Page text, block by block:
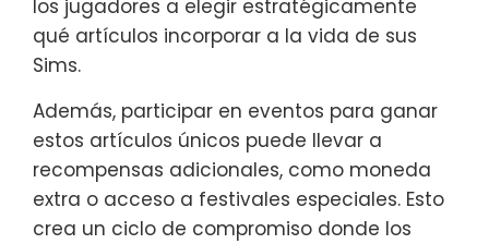
los jugadores a elegir estratégicamente
qué artículos incorporar a la vida de sus
Sims.
Además, participar en eventos para ganar
estos artículos únicos puede llevar a
recompensas adicionales, como moneda
extra o acceso a festivales especiales. Esto
crea un ciclo de compromiso donde los